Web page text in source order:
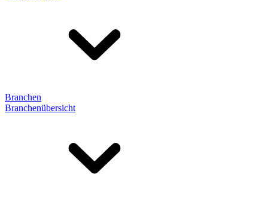
Branchen
Branchenübersicht